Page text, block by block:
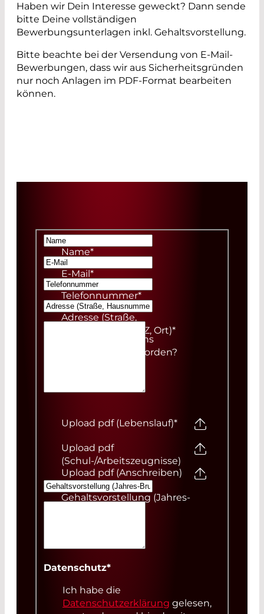
Haben wir Dein Interesse geweckt? Dann sende
bitte Deine vollständigen
Bewerbungsunterlagen inkl. Gehaltsvorstellung.
Bitte beachte bei der Versendung von E-Mail-
Bewerbungen, dass wir aus Sicherheitsgründen
nur noch Anlagen im PDF-Format bearbeiten
können.
Name*
E-Mail*
Telefonnummer*
Adresse (Straße,
Hausnummer, PLZ, Ort)*
Wie bist Du auf uns
aufmerksam geworden?
Upload pdf (Lebenslauf)*
Upload pdf
(Schul-/Arbeitszeugnisse)
Upload pdf (Anschreiben)
Gehaltsvorstellung (Jahres-
Datenschutz*
Ich habe die
Datenschutzerklärung gelesen,